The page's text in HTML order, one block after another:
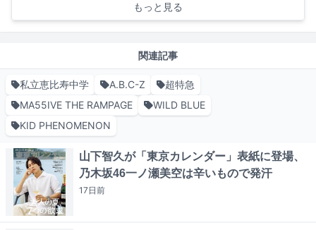
もっと見る
関連記事
私立恵比寿中学 A.B.C-Z
超特急
MA55IVE THE RAMPAGE
WILD BLUE
KID PHENOMENON
山下智久が「東京カレンダー」表紙に登場、
乃木坂46一ノ瀬美空は辛いもので発汗
17日前